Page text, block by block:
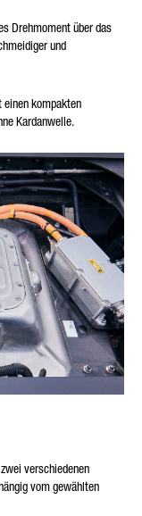
Drehmoment über das
und
einen kompakten
Kardanwelle.
verschiedenen
vom gewählten